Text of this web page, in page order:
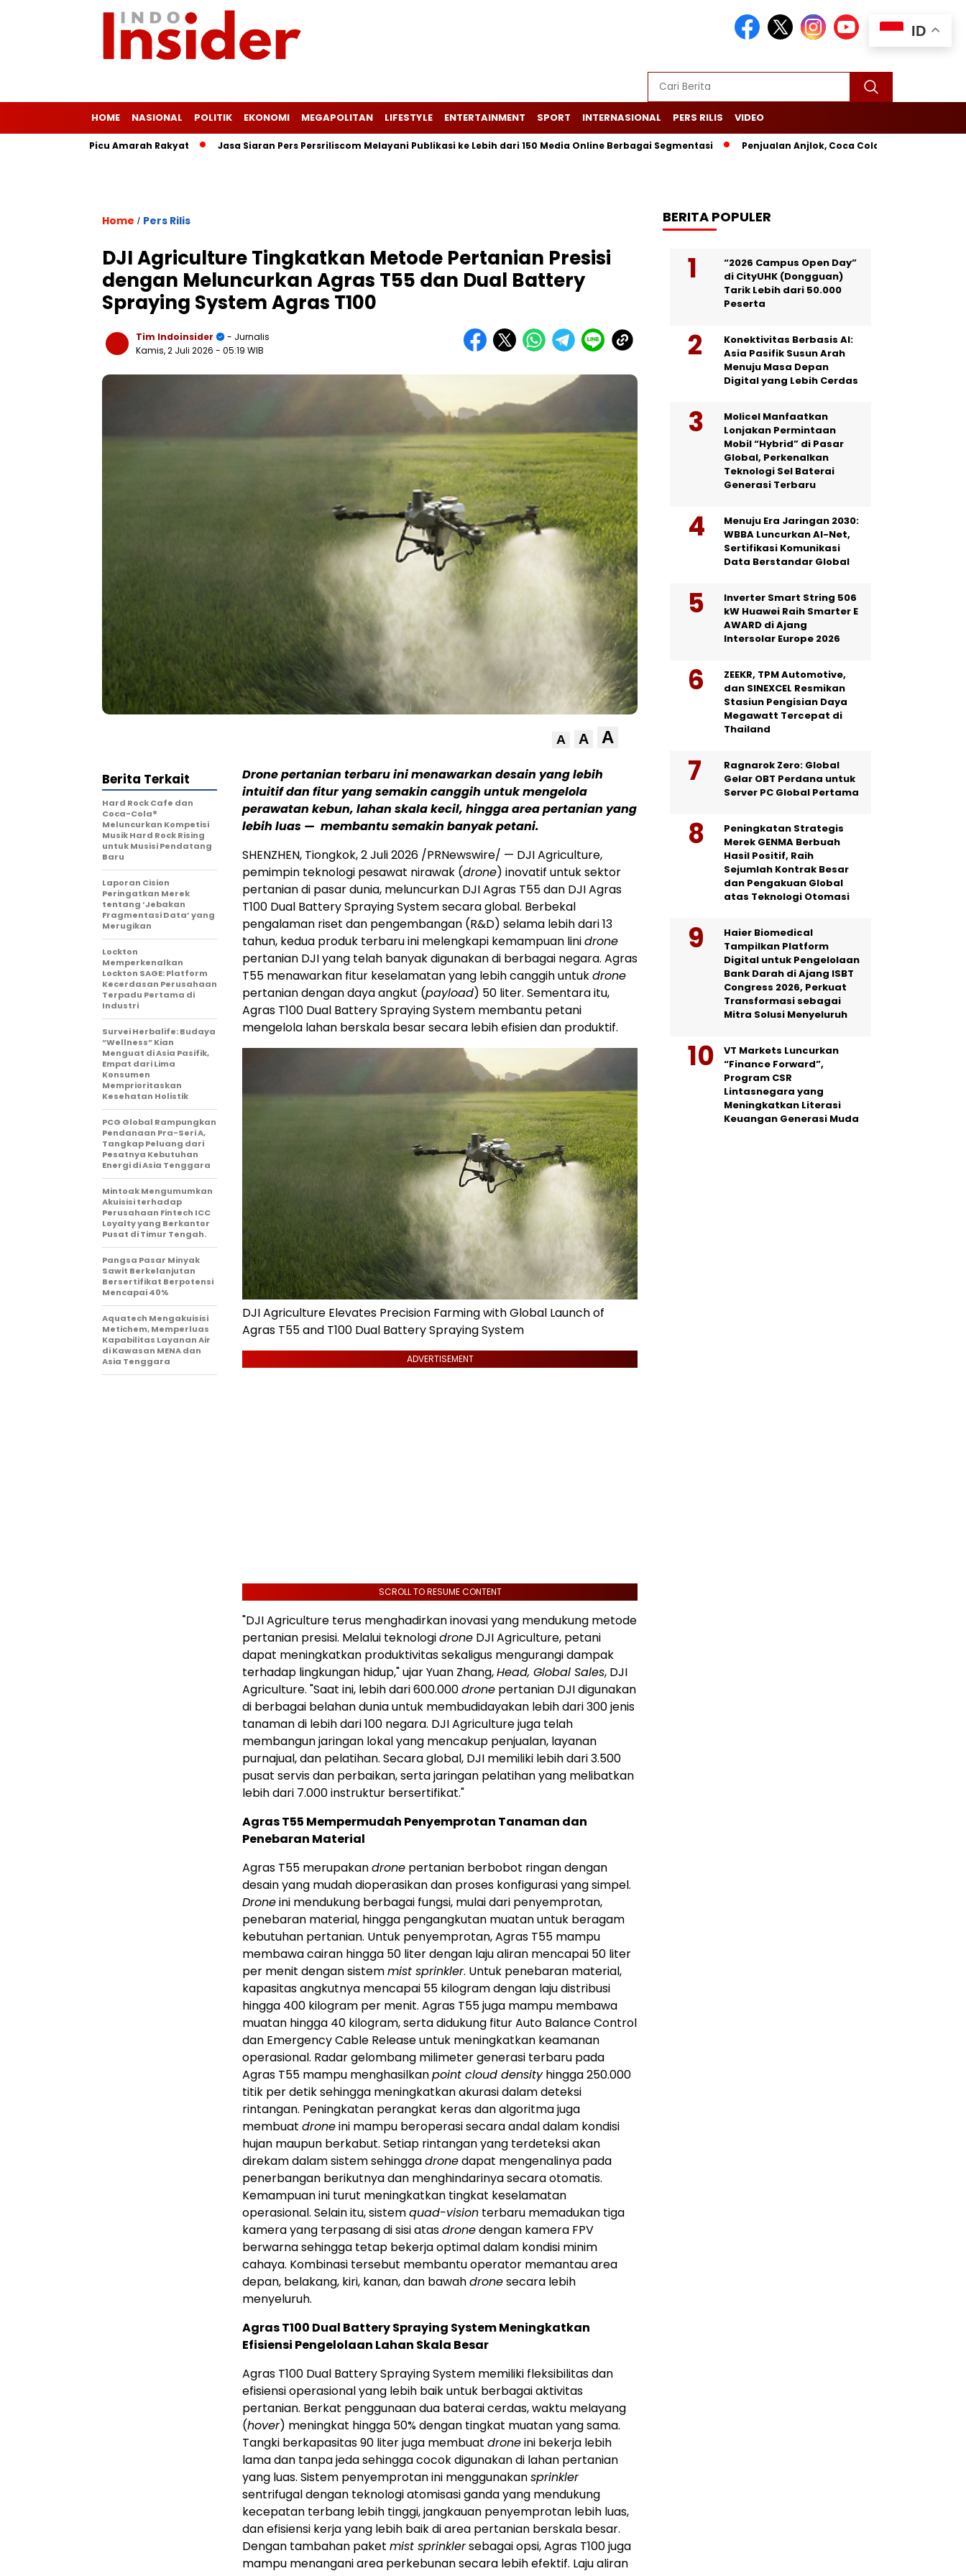
HOME NASIONAL POLITIK EKONOMI MEGAPOLITAN LIFESTYLE ENTERTAINMENT SPORT INTERNASIONAL PERS RILIS VIDEO
Ringan Picu Amarah Rakyat Jasa Siaran Pers Persriliscom Melayani Publikasi ke Lebih dari 150 Media Online Berbagai Segmentasi Penjualan Anjlok, Coca Cola Tutup Pabrik di Bali
Home / Pers Rilis
DJI Agriculture Tingkatkan Metode Pertanian Presisi
dengan Meluncurkan Agras T55 dan Dual Battery
Spraying System Agras T100
Tim Indoinsider
- Jurnalis
Kamis, 2 Juli 2026 - 05:19 WIB
A A A
Drone pertanian terbaru ini menawarkan desain yang lebih
intuitif dan fitur yang semakin canggih untuk mengelola
perawatan kebun, lahan skala kecil, hingga area pertanian yang
lebih luas — membantu semakin banyak petani.
SHENZHEN, Tiongkok, 2 Juli 2026 /PRNewswire/ — DJI Agriculture,
pemimpin teknologi pesawat nirawak (drone) inovatif untuk sektor
pertanian di pasar dunia, meluncurkan DJI Agras T55 dan DJI Agras
T100 Dual Battery Spraying System secara global. Berbekal
pengalaman riset dan pengembangan (R&D) selama lebih dari 13
tahun, kedua produk terbaru ini melengkapi kemampuan linidrone
pertanian DJI yang telah banyak digunakan di berbagai negara. Agras
T55 menawarkan fitur keselamatan yang lebih canggih untukdrone
pertanian dengan daya angkut (payload) 50 liter. Sementara itu,
Agras T100 Dual Battery Spraying System membantu petani
mengelola lahan berskala besar secara lebih efisien dan produktif.
DJI Agriculture Elevates Precision Farming with Global Launch of
Agras T55 and T100 Dual Battery Spraying System
ADVERTISEMENT
SCROLL TO RESUME CONTENT
"DJI Agriculture terus menghadirkan inovasi yang mendukung metode
pertanian presisi. Melalui teknologidrone DJI Agriculture, petani
dapat meningkatkan produktivitas sekaligus mengurangi dampak
terhadap lingkungan hidup," ujar Yuan Zhang,Head, Global Sales, DJI
Agriculture. "Saat ini, lebih dari 600.000drone pertanian DJI digunakan
di berbagai belahan dunia untuk membudidayakan lebih dari 300 jenis
tanaman di lebih dari 100 negara. DJI Agriculture juga telah
membangun jaringan lokal yang mencakup penjualan, layanan
purnajual, dan pelatihan. Secara global, DJI memiliki lebih dari 3.500
pusat servis dan perbaikan, serta jaringan pelatihan yang melibatkan
lebih dari 7.000 instruktur bersertifikat."
Agras T55 Mempermudah Penyemprotan Tanaman dan
Penebaran Material
Agras T55 merupakandrone pertanian berbobot ringan dengan
desain yang mudah dioperasikan dan proses konfigurasi yang simpel.
Droneini mendukung berbagai fungsi, mulai dari penyemprotan,
penebaran material, hingga pengangkutan muatan untuk beragam
kebutuhan pertanian. Untuk penyemprotan, Agras T55 mampu
membawa cairan hingga 50 liter dengan laju aliran mencapai 50 liter
per menit dengan sistemmist sprinkler. Untuk penebaran material,
kapasitas angkutnya mencapai 55 kilogram dengan laju distribusi
hingga 400 kilogram per menit. Agras T55 juga mampu membawa
muatan hingga 40 kilogram, serta didukung fitur Auto Balance Control
dan Emergency Cable Release untuk meningkatkan keamanan
operasional. Radar gelombang milimeter generasi terbaru pada
Agras T55 mampu menghasilkanpoint cloud densityhingga 250.000
titik per detik sehingga meningkatkan akurasi dalam deteksi
rintangan. Peningkatan perangkat keras dan algoritma juga
membuat droneini mampu beroperasi secara andal dalam kondisi
hujan maupun berkabut. Setiap rintangan yang terdeteksi akan
direkam dalam sistem sehinggadronedapat mengenalinya pada
penerbangan berikutnya dan menghindarinya secara otomatis.
Kemampuan ini turut meningkatkan tingkat keselamatan
operasional. Selain itu, sistemquad-vision terbaru memadukan tiga
kamera yang terpasang di sisi atasdronedengan kamera FPV
berwarna sehingga tetap bekerja optimal dalam kondisi minim
cahaya. Kombinasi tersebut membantu operator memantau area
depan, belakang, kiri, kanan, dan bawahdronesecara lebih
menyeluruh.
Agras T100 Dual Battery Spraying System Meningkatkan
Efisiensi Pengelolaan Lahan Skala Besar
Agras T100 Dual Battery Spraying System memiliki fleksibilitas dan
efisiensi operasional yang lebih baik untuk berbagai aktivitas
pertanian. Berkat penggunaan dua baterai cerdas, waktu melayang
(hover) meningkat hingga 50% dengan tingkat muatan yang sama.
Tangki berkapasitas 90 liter juga membuat droneini bekerja lebih
lama dan tanpa jeda sehingga cocok digunakan di lahan pertanian
yang luas. Sistem penyemprotan ini menggunakansprinkler
sentrifugal dengan teknologi atomisasi ganda yang mendukung
kecepatan terbang lebih tinggi, jangkauan penyemprotan lebih luas,
dan efisiensi kerja yang lebih baik di area pertanian berskala besar.
Dengan tambahan paket mist sprinklersebagai opsi, Agras T100 juga
mampu menangani area perkebunan secara lebih efektif. Laju aliran
Berita Terkait
Hard Rock Cafe dan
Coca-Cola®
Meluncurkan Kompetisi
Musik Hard Rock Rising
untuk Musisi Pendatang
Baru
Laporan Cision
Peringatkan Merek
tentang ‘Jebakan
Fragmentasi Data’ yang
Merugikan
Lockton
Memperkenalkan
Lockton SAGE: Platform
Kecerdasan Perusahaan
Terpadu Pertama di
Industri
Survei Herbalife: Budaya
“Wellness” Kian
Menguat di Asia Pasifik,
Empat dari Lima
Konsumen
Memprioritaskan
Kesehatan Holistik
PCG Global Rampungkan
Pendanaan Pra-Seri A,
Tangkap Peluang dari
Pesatnya Kebutuhan
Energi di Asia Tenggara
Mintoak Mengumumkan
Akuisisi terhadap
Perusahaan Fintech ICC
Loyalty yang Berkantor
Pusat di Timur Tengah.
Pangsa Pasar Minyak
Sawit Berkelanjutan
Bersertifikat Berpotensi
Mencapai 40%
Aquatech Mengakuisisi
Metichem, Memperluas
Kapabilitas Layanan Air
di Kawasan MENA dan
Asia Tenggara
BERITA POPULER
“2026 Campus Open Day”
di CityUHK (Dongguan)
Tarik Lebih dari 50.000
Peserta
Konektivitas Berbasis AI:
Asia Pasifik Susun Arah
Menuju Masa Depan
Digital yang Lebih Cerdas
Molicel Manfaatkan
Lonjakan Permintaan
Mobil “Hybrid” di Pasar
Global, Perkenalkan
Teknologi Sel Baterai
Generasi Terbaru
Menuju Era Jaringan 2030:
WBBA Luncurkan AI-Net,
Sertifikasi Komunikasi
Data Berstandar Global
Inverter Smart String 506
kW Huawei Raih Smarter E
AWARD di Ajang
Intersolar Europe 2026
ZEEKR, TPM Automotive,
dan SINEXCEL Resmikan
Stasiun Pengisian Daya
Megawatt Tercepat di
Thailand
Ragnarok Zero: Global
Gelar OBT Perdana untuk
Server PC Global Pertama
Peningkatan Strategis
Merek GENMA Berbuah
Hasil Positif, Raih
Sejumlah Kontrak Besar
dan Pengakuan Global
atas Teknologi Otomasi
Haier Biomedical
Tampilkan Platform
Digital untuk Pengelolaan
Bank Darah di Ajang ISBT
Congress 2026, Perkuat
Transformasi sebagai
Mitra Solusi Menyeluruh
VT Markets Luncurkan
“Finance Forward”,
Program CSR
Lintasnegara yang
Meningkatkan Literasi
Keuangan Generasi Muda
ID